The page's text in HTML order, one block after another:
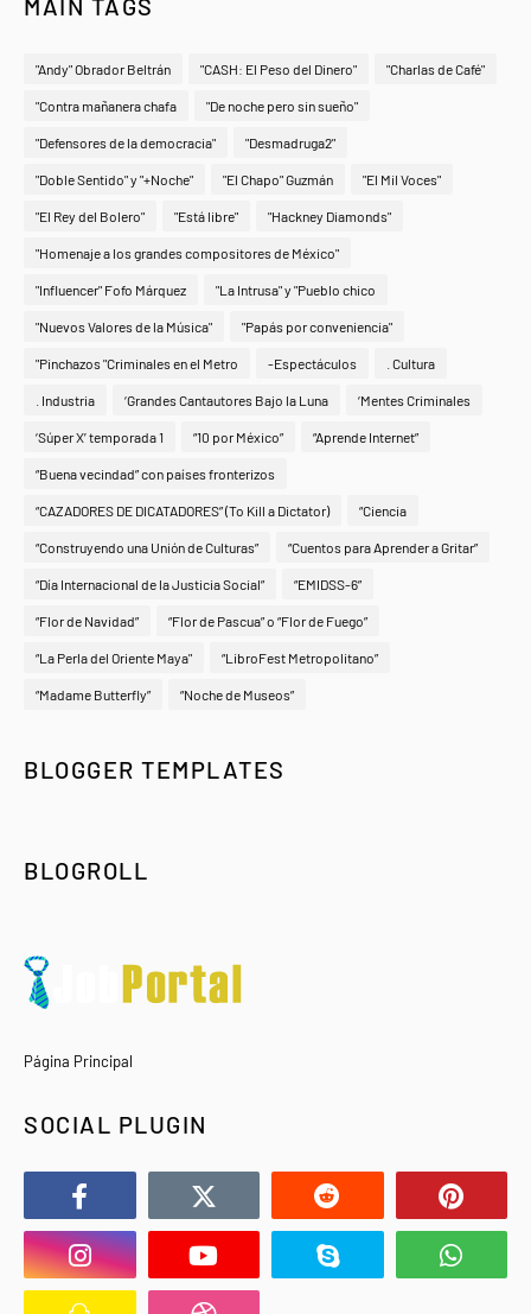
MAIN TAGS
"Andy" Obrador Beltrán "CASH: El Peso del Dinero" "Charlas de Café"
"Contra mañanera chafa "De noche pero sin sueño"
"Defensores de la democracia" "Desmadruga2"
"Doble Sentido" y "+Noche" "El Chapo" Guzmán "El Mil Voces"
"El Rey del Bolero" "Está libre" "Hackney Diamonds"
"Homenaje a los grandes compositores de México"
"Influencer" Fofo Márquez "La Intrusa" y "Pueblo chico
"Nuevos Valores de la Música" "Papás por conveniencia"
"Pinchazos "Criminales en el Metro -Espectáculos . Cultura
. Industria ‘Grandes Cantautores Bajo la Luna ‘Mentes Criminales
‘Súper X’ temporada 1 “10 por México” “Aprende Internet”
“Buena vecindad” con países fronterizos
“CAZADORES DE DICATADORES” (To Kill a Dictator) “Ciencia
“Construyendo una Unión de Culturas” “Cuentos para Aprender a Gritar”
“Día Internacional de la Justicia Social” “EMIDSS-6”
“Flor de Navidad” “Flor de Pascua” o “Flor de Fuego”
“La Perla del Oriente Maya" “LibroFest Metropolitano”
“Madame Butterfly” “Noche de Museos”
BLOGGER TEMPLATES
BLOGROLL
Página Principal
SOCIAL PLUGIN